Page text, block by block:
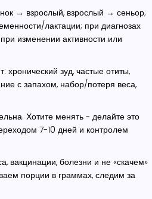
→ взрослый, взрослый → сеньор;
лактации; при диагнозах
изменении активности или
хронический зуд, частые отиты,
с запахом, набор/потеря веса,
Хотите менять - делайте это
7-10 дней и контролем
болезни и не «скачем»
порции в граммах, следим за